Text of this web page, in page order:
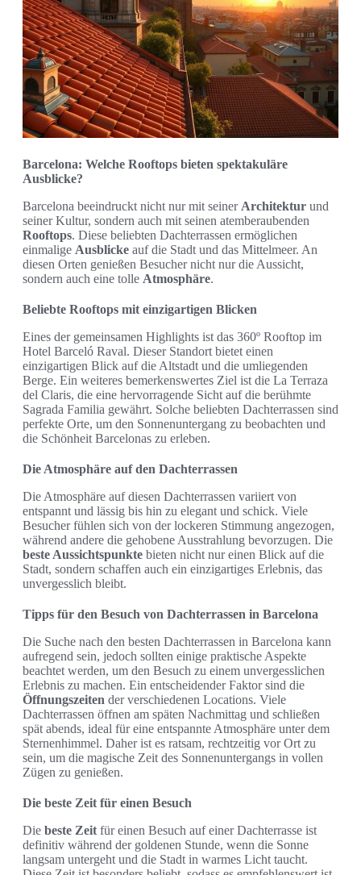
Barcelona: Welche Rooftops bieten spektakuläre
Ausblicke?
Barcelona beeindruckt nicht nur mit seiner Architektur und
seiner Kultur, sondern auch mit seinen atemberaubenden
Rooftops. Diese beliebten Dachterrassen ermöglichen
einmalige Ausblicke auf die Stadt und das Mittelmeer. An
diesen Orten genießen Besucher nicht nur die Aussicht,
sondern auch eine tolle Atmosphäre.
Beliebte Rooftops mit einzigartigen Blicken
Eines der gemeinsamen Highlights ist das 360º Rooftop im
Hotel Barceló Raval. Dieser Standort bietet einen
einzigartigen Blick auf die Altstadt und die umliegenden
Berge. Ein weiteres bemerkenswertes Ziel ist die La Terraza
del Claris, die eine hervorragende Sicht auf die berühmte
Sagrada Familia gewährt. Solche beliebten Dachterrassen sind
perfekte Orte, um den Sonnenuntergang zu beobachten und
die Schönheit Barcelonas zu erleben.
Die Atmosphäre auf den Dachterrassen
Die Atmosphäre auf diesen Dachterrassen variiert von
entspannt und lässig bis hin zu elegant und schick. Viele
Besucher fühlen sich von der lockeren Stimmung angezogen,
während andere die gehobene Ausstrahlung bevorzugen. Die
beste Aussichtspunkte bieten nicht nur einen Blick auf die
Stadt, sondern schaffen auch ein einzigartiges Erlebnis, das
unvergesslich bleibt.
Tipps für den Besuch von Dachterrassen in Barcelona
Die Suche nach den besten Dachterrassen in Barcelona kann
aufregend sein, jedoch sollten einige praktische Aspekte
beachtet werden, um den Besuch zu einem unvergesslichen
Erlebnis zu machen. Ein entscheidender Faktor sind die
Öffnungszeiten der verschiedenen Locations. Viele
Dachterrassen öffnen am späten Nachmittag und schließen
spät abends, ideal für eine entspannte Atmosphäre unter dem
Sternenhimmel. Daher ist es ratsam, rechtzeitig vor Ort zu
sein, um die magische Zeit des Sonnenuntergangs in vollen
Zügen zu genießen.
Die beste Zeit für einen Besuch
Die beste Zeit für einen Besuch auf einer Dachterrasse ist
definitiv während der goldenen Stunde, wenn die Sonne
langsam untergeht und die Stadt in warmes Licht taucht.